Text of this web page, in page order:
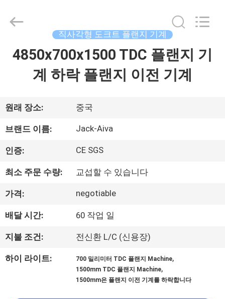
집
품
우
리
한
것
JACK-
Rights
직사각형 도크트 플랜지 기계
4850x700x1500 TDC 플랜지 기
계 하락 플랜지 이전 기계
원래 장소: 중국
브랜드 이름: Jack-Aiva
인증: CE SGS
최소 주문 수량: 교섭할 수 있습니다
가격: negotiable
배달 시간: 60 작업 일
지불 조건: 전신환 L/C (신용장)
하이 라이트: 700 밀리미터 TDC 플랜지 Machine,
1500mm TDC 플랜지 Machine,
1500mm은 플랜지 이전 기계를 하락합니다